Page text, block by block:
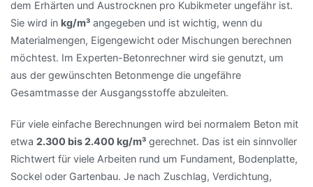
dem Erhärten und Austrocknen pro Kubikmeter ungefähr ist.
Sie wird in kg/m³ angegeben und ist wichtig, wenn du
Materialmengen, Eigengewicht oder Mischungen berechnen
möchtest. Im Experten-Betonrechner wird sie genutzt, um
aus der gewünschten Betonmenge die ungefähre
Gesamtmasse der Ausgangsstoffe abzuleiten.
Für viele einfache Berechnungen wird bei normalem Beton mit
etwa 2.300 bis 2.400 kg/m³ gerechnet. Das ist ein sinnvoller
Richtwert für viele Arbeiten rund um Fundament, Bodenplatte,
Sockel oder Gartenbau. Je nach Zuschlag, Verdichtung,